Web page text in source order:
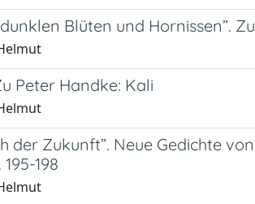
Blüten und Hornissen”.
Peter Handke: Kali
der Zukunft”. Neue Gedichte
198